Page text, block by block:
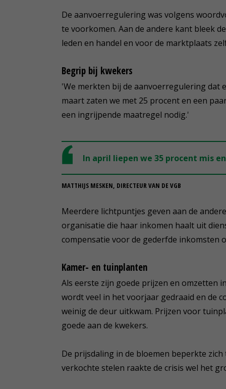
De aanvoerregulering was volgens
te voorkomen. Aan de andere kant bleek
leden en handel en voor de marktplaats
Begrip bij kwekers
'We merkten bij de aanvoerregulering dat
maart zaten we met 25 procent en een
een ingrijpende maatregel nodig.'
In april liepen we 35 procent mis
MATTHIJS MESKEN, DIRECTEUR VAN DE VGB
Meerdere lichtpuntjes geven aan de
organisatie die haar inkomen haalt uit
compensatie voor de gederfde inkomsten
Kamer- en tuinplanten
Als eerste zijn goede prijzen en omzetten
wordt veel in het voorjaar gedraaid en de
weinig de deur uitkwam. Prijzen voor
goede aan de kwekers.
De prijsdaling in de bloemen beperkte
verkochte stelen raakte de crisis wel het